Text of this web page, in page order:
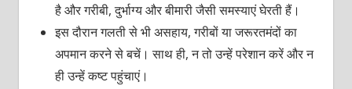
है और गरीबी, दुर्भाग्य और बीमारी जैसी समस्याएं घेरती हैं।
इस दौरान गलती से भी असहाय, गरीबों या जरूरतमंदों का
अपमान करने से बचें। साथ ही, न तो उन्हें परेशान करें और न
ही उन्हें कष्ट पहुंचाएं।